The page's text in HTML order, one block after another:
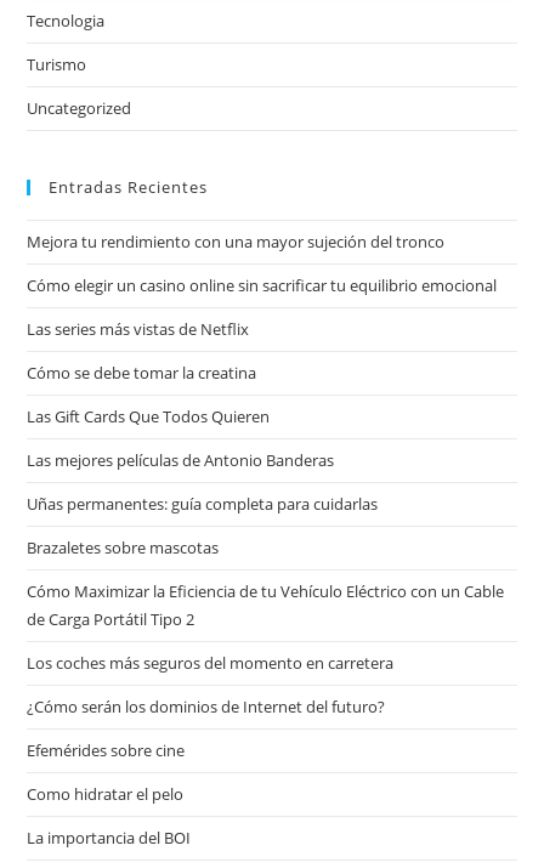
Tecnologia
Turismo
Uncategorized
Entradas Recientes
Mejora tu rendimiento con una mayor sujeción del tronco
Cómo elegir un casino online sin sacrificar tu equilibrio emocional
Las series más vistas de Netflix
Cómo se debe tomar la creatina
Las Gift Cards Que Todos Quieren
Las mejores películas de Antonio Banderas
Uñas permanentes: guía completa para cuidarlas
Brazaletes sobre mascotas
Cómo Maximizar la Eficiencia de tu Vehículo Eléctrico con un Cable
de Carga Portátil Tipo 2
Los coches más seguros del momento en carretera
¿Cómo serán los dominios de Internet del futuro?
Efemérides sobre cine
Сomo hidratar el pelo
La importancia del BOI